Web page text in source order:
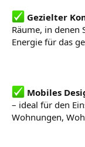
Gezielter
Räume, in denen
Energie für das
Mobiles
– ideal für den
Wohnungen,